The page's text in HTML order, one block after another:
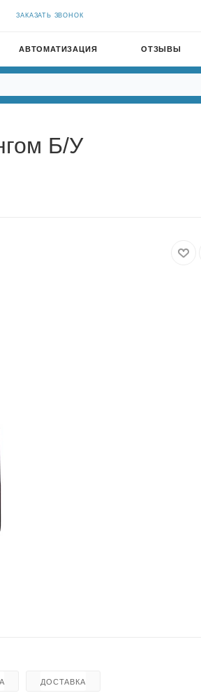
ЗАКАЗАТЬ ЗВОНОК
АВТОМАТИЗАЦИЯ ОТЗЫВЫ
Б/У
ДОСТАВКА